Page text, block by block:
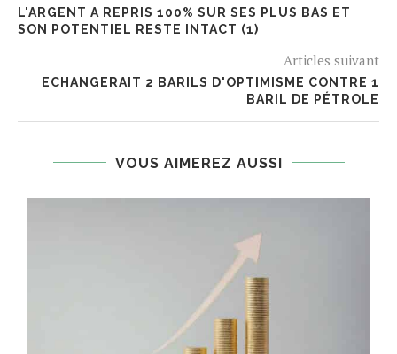
L'ARGENT A REPRIS 100% SUR SES PLUS BAS ET
SON POTENTIEL RESTE INTACT (1)
Articles suivant
ECHANGERAIT 2 BARILS D'OPTIMISME CONTRE 1
BARIL DE PÉTROLE
VOUS AIMEREZ AUSSI